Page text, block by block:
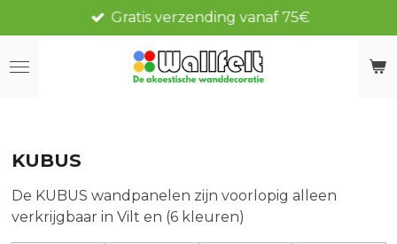
direct
naar
Gratis verzending vanaf 75€
KUBUS
De KUBUS wandpanelen zijn voorlopig alleen
verkrijgbaar in Vilt en (6 kleuren)